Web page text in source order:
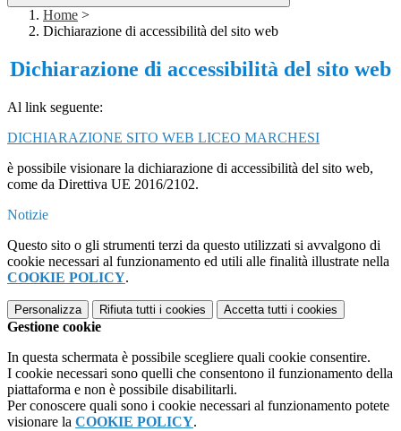
Home >
Dichiarazione di accessibilità del sito web
Dichiarazione di accessibilità del sito web
Al link seguente:
DICHIARAZIONE SITO WEB LICEO MARCHESI
è possibile visionare la dichiarazione di accessibilità del sito web,
come da Direttiva UE 2016/2102.
Notizie
Questo sito o gli strumenti terzi da questo utilizzati si avvalgono di
cookie necessari al funzionamento ed utili alle finalità illustrate nella
COOKIE POLICY.
Personalizza Rifiuta tutti i cookies Accetta tutti i cookies
Gestione cookie
In questa schermata è possibile scegliere quali cookie consentire.
I cookie necessari sono quelli che consentono il funzionamento della
piattaforma e non è possibile disabilitarli.
Per conoscere quali sono i cookie necessari al funzionamento potete
visionare la COOKIE POLICY.